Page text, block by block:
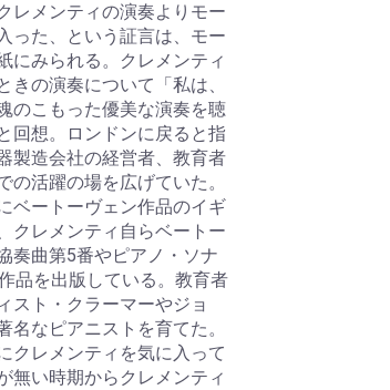
レメンティの演奏よりモー
った、という証言は、モー
にみられる。クレメンティ
きの演奏について「私は、
のこもった優美な演奏を聴
回想。ロンドンに戻ると指
製造会社の経営者、教育者
の活躍の場を広げていた。
ベートーヴェン作品のイギ
クレメンティ自らベートー
奏曲第5番やピアノ・ソナ
品を出版している。教育者
スト・クラーマーやジョ
名なピアニストを育てた。
クレメンティを気に入って
無い時期からクレメンティ